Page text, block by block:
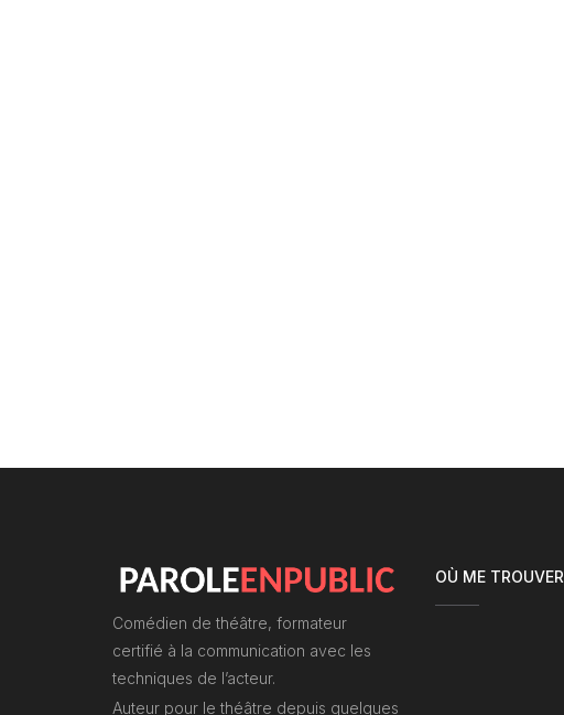
Comédien de théâtre, formateur
certifié à la communication avec les
techniques de l’acteur.
Auteur pour le théâtre depuis quelques
OÙ ME TROUVER